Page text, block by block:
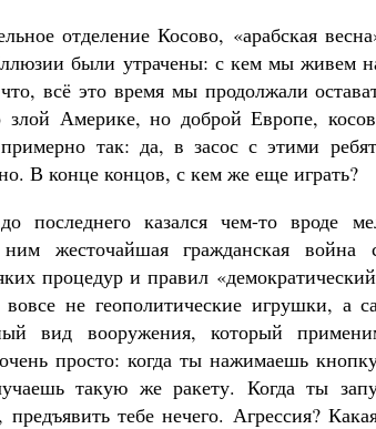
отделение Косово, «арабская
были утрачены: с кем мы живем
всё это время мы продолжали
Америке, но доброй Европе,
так: да, в засос с этими
В конце концов, с кем же еще играть?
последнего казался чем-то вроде
жесточайшая гражданская война
процедур и правил
не геополитические игрушки, а
вид вооружения, который
просто: когда ты нажимаешь
такую же ракету. Когда ты
тебе нечего. Агрессия?